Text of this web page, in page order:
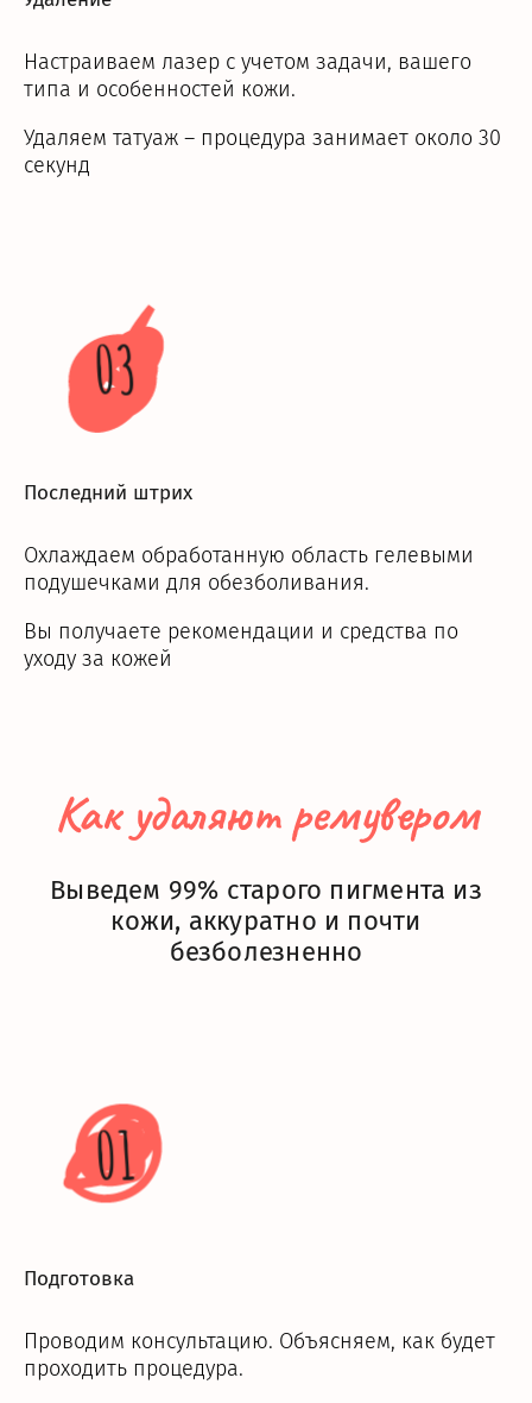
Настраиваем лазер с учетом задачи, вашего
типа и особенностей кожи.
Удаляем татуаж – процедура занимает около 30
секунд
03
Последний штрих
Охлаждаем обработанную область гелевыми
подушечками для обезболивания.
Вы получаете рекомендации и средства по
уходу за кожей
Как удаляют ремувером
Выведем 99% старого пигмента из
кожи, аккуратно и почти
безболезненно
01
Подготовка
Проводим консультацию. Объясняем, как будет
проходить процедура.